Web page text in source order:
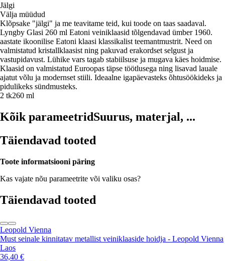
Jälgi
Välja müüdud
Klõpsake "jälgi" ja me teavitame teid, kui toode on taas saadaval.
Lyngby Glasi 260 ml Eatoni veiniklaasid tõlgendavad ümber 1960.
aastate ikoonilise Eatoni klaasi klassikalist teemantmustrit. Need on
valmistatud kristallklaasist ning pakuvad erakordset selgust ja
vastupidavust. Lühike vars tagab stabiilsuse ja mugava käes hoidmise.
Klaasid on valmistatud Euroopas täpse töötlusega ning lisavad lauale
ajatut võlu ja modernset stiili. Ideaalne igapäevasteks õhtusöökideks ja
pidulikeks sündmusteks.
2 tk260 ml
Kõik parameetridSuurus, materjal, ...
Täiendavad tooted
Toote informatsiooni päring
Kas vajate nõu parameetrite või valiku osas?
Täiendavad tooted
Leopold Vienna
Must seinale kinnitatav metallist veiniklaaside hoidja - Leopold Vienna
Laos
36,40 €